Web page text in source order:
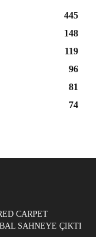
445
148
119
96
81
74
CARPET
SAHNEYE ÇIKTI